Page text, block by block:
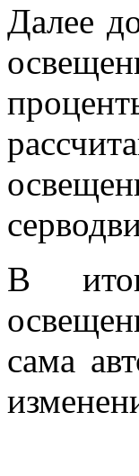
Далее
В
сама